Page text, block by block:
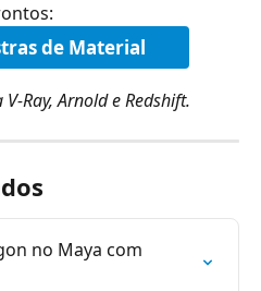
de Material
Ray, Arnold e Redshift.
no Maya com